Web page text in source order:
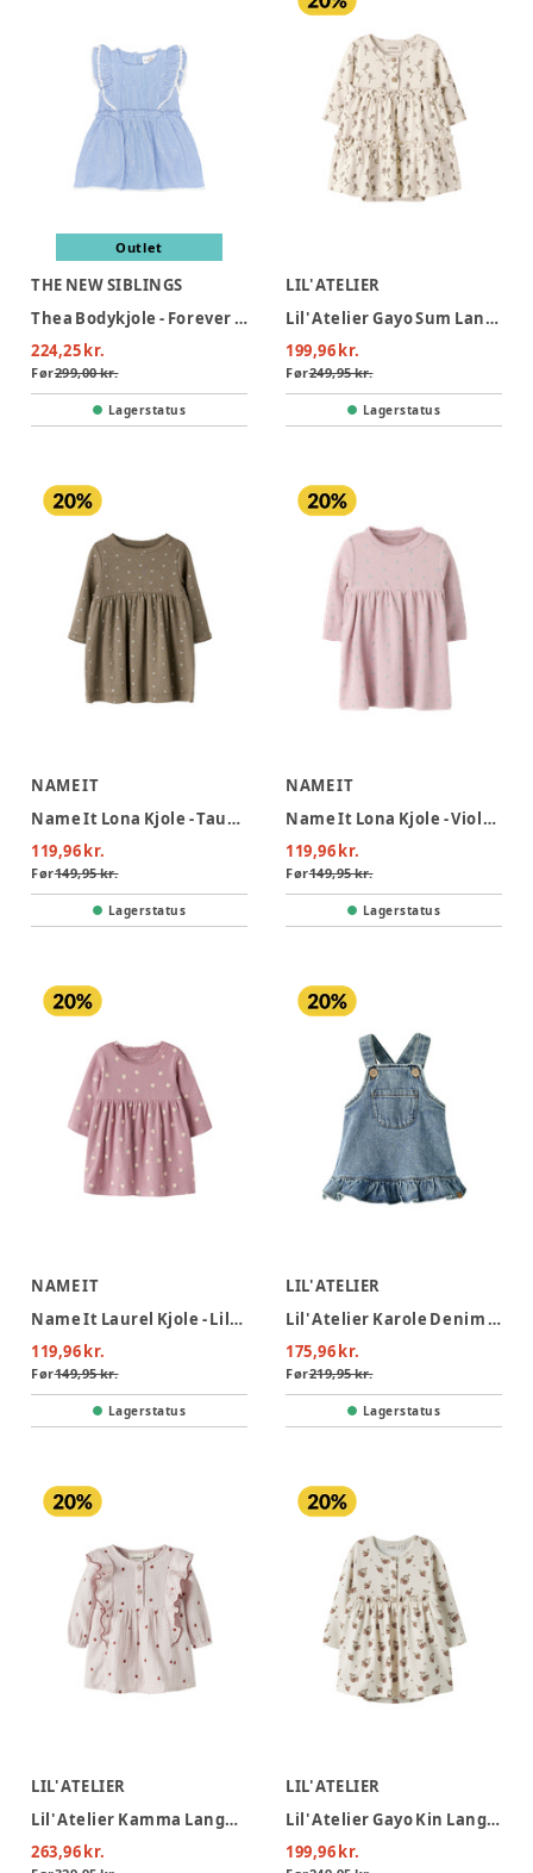
Outlet
THE NEW SIBLINGS
Thea Bodykjole - Forever Blue Striped
224,25 kr.
Før299,00 kr.
Lagerstatus
LIL' ATELIER
Lil' Atelier Gayo Sum Langærmet Bodykjole - Turtledove
199,96 kr.
Før249,95 kr.
Lagerstatus
NAME IT
Name It Lona Kjole - Taupe Gray
119,96 kr.
Før149,95 kr.
Lagerstatus
NAME IT
Name It Lona Kjole - Violet Ice
119,96 kr.
Før149,95 kr.
Lagerstatus
NAME IT
Name It Laurel Kjole - Lilas
119,96 kr.
Før149,95 kr.
Lagerstatus
LIL' ATELIER
Lil' Atelier Karole Denim Kjole - Medium Blue Denim
175,96 kr.
Før219,95 kr.
Lagerstatus
LIL' ATELIER
Lil' Atelier Kamma Langærmet Body Kjole - Hushed Violet
263,96 kr.
LIL' ATELIER
Lil' Atelier Gayo Kin Langærmet Body Kjole - Turtledove
199,96 kr.